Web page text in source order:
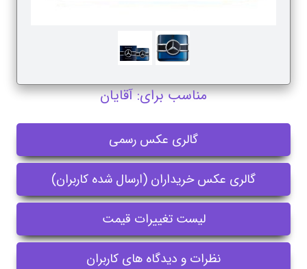
مناسب برای: آقایان
گالری عکس رسمی
گالری عکس خریداران (ارسال شده کاربران)
لیست تغییرات قیمت
نظرات و دیدگاه های کاربران